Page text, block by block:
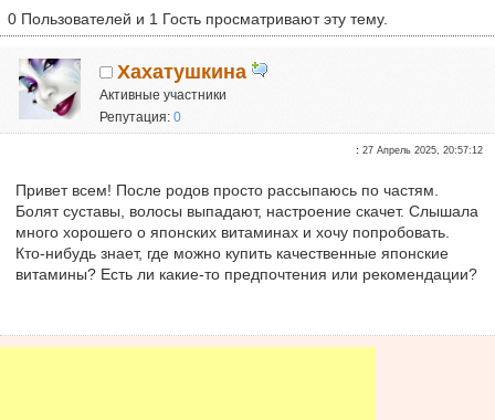
0 Пользователей и 1 Гость просматривают эту тему.
Хахатушкина
Активные участники
Репутация:0
:27 Апрель 2025, 20:57:12
Привет всем! После родов просто рассыпаюсь по частям.
Болят суставы, волосы выпадают, настроение скачет. Слышала
много хорошего о японских витаминах и хочу попробовать.
Кто-нибудь знает, где можно купить качественные японские
витамины? Есть ли какие-то предпочтения или рекомендации?